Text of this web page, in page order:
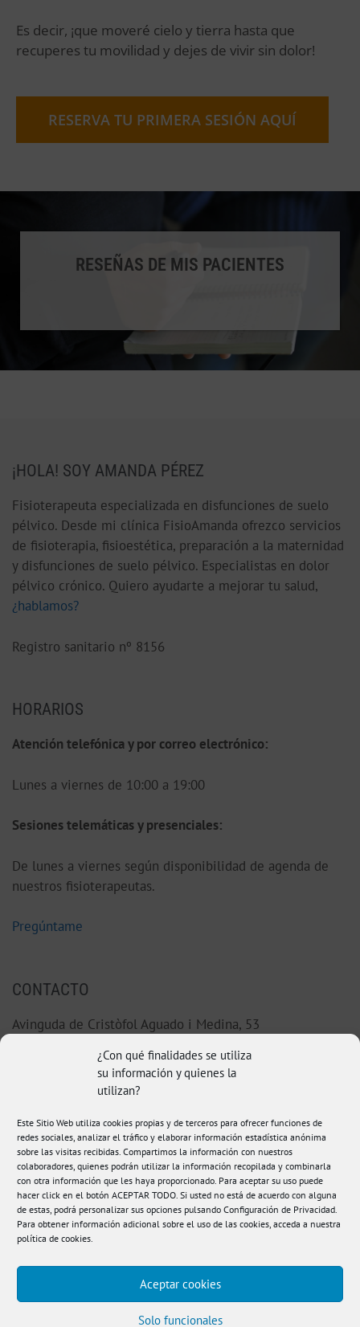
¿Con qué finalidades se utiliza
su información y quienes la
utilizan?
Este Sitio Web utiliza cookies propias y de terceros para ofrecer funciones de
redes sociales, analizar el tráfico y elaborar información estadística anónima
sobre las visitas recibidas. Compartimos la información con nuestros
colaboradores, quienes podrán utilizar la información recopilada y combinarla
con otra información que les haya proporcionado. Para aceptar su uso puede
hacer click en el botón ACEPTAR TODO. Si usted no está de acuerdo con alguna
de estas, podrá personalizar sus opciones pulsando Configuración de Privacidad.
Para obtener información adicional sobre el uso de las cookies, acceda a nuestra
política de cookies.
Aceptar cookies
Solo funcionales
Es decir, ¡que moveré cielo y tierra hasta que
recuperes tu movilidad y dejes de vivir sin dolor!
RESERVA TU PRIMERA SESIÓN AQUÍ
RESEÑAS DE MIS PACIENTES
¡HOLA! SOY AMANDA PÉREZ
Fisioterapeuta especializada en disfunciones de suelo
pélvico. Desde mi clínica FisioAmanda ofrezco servicios
de fisioterapia, fisioestética, preparación a la maternidad
y disfunciones de suelo pélvico. Especialistas en dolor
pélvico crónico. Quiero ayudarte a mejorar tu salud,
¿hablamos?
Registro sanitario nº 8156
HORARIOS
Atención telefónica y por correo electrónico:
Lunes a viernes de 10:00 a 19:00
Sesiones telemáticas y presenciales:
De lunes a viernes según disponibilidad de agenda de
nuestros fisioterapeutas.
Pregúntame
CONTACTO
Avinguda de Cristòfol Aguado i Medina, 53
hola@fisioamanda.es
Aviso legal Política de Privacidad|
Condiciones de compra|